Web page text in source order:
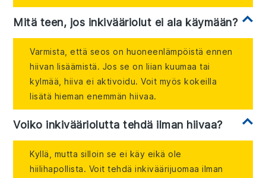
Mitä teen, jos inkivääriolut ei ala käymään?
Varmista, että seos on huoneenlämpöistä ennen
hiivan lisäämistä. Jos se on liian kuumaa tai
kylmää, hiiva ei aktivoidu. Voit myös kokeilla
lisätä hieman enemmän hiivaa.
Voiko inkivääriolutta tehdä ilman hiivaa?
Kyllä, mutta silloin se ei käy eikä ole
hiilihapollista. Voit tehdä inkiväärijuomaa ilman